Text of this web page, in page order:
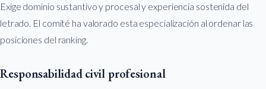
Exige dominio sustantivo y procesal y experiencia sostenida del
letrado. El comité ha valorado esta especialización al ordenar las
posiciones del ranking.
Responsabilidad civil profesional